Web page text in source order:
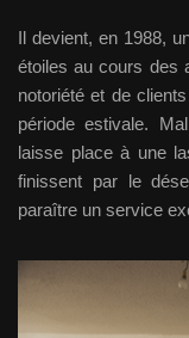
Il devient, en 1988,
étoiles au cours des
notoriété et de
période estivale.
laisse place à une
finissent par le
paraître un service